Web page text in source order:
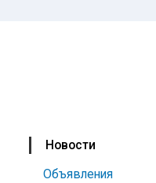
Новости
Объявления